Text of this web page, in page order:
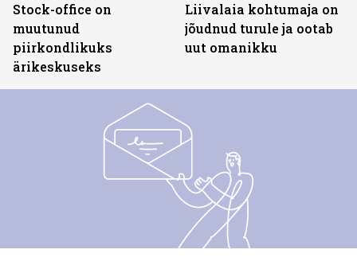
Stock-office on
muutunud
piirkondlikuks
ärikeskuseks
Liivalaia kohtumaja on
jõudnud turule ja ootab
uut omanikku